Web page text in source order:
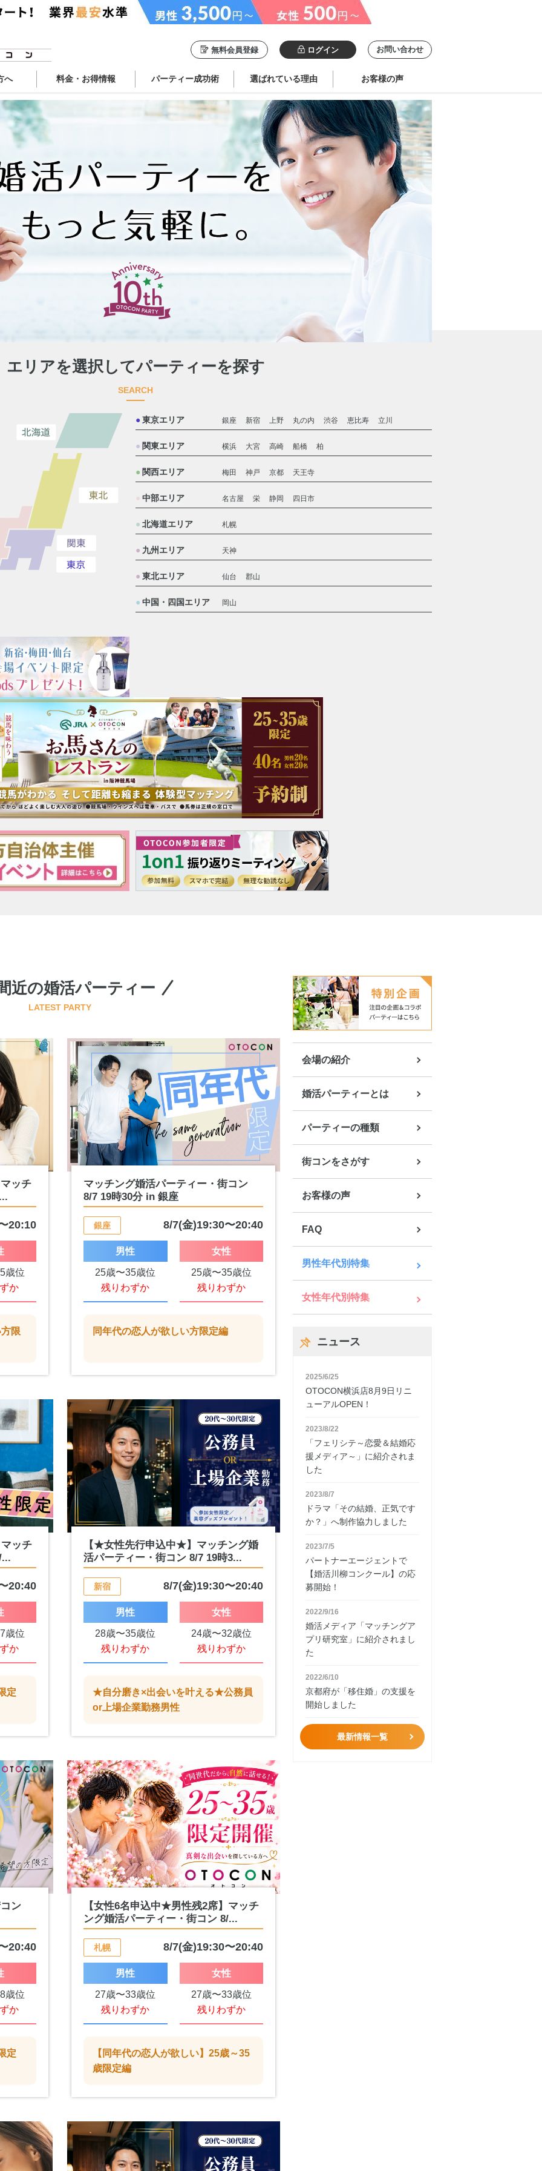
無料会員登録 ログイン お問い合わせ
へ 料金・お得情報 パーティー成功術 選ばれている理由 お客様の声
エリアを選択してパーティーを探す
SEARCH
東京エリア 銀座 新宿 上野 丸の内 渋谷 恵比寿 立川
関東エリア 横浜 大宮 高崎 船橋 柏
関西エリア 梅田 神戸 京都 天王寺
中部エリア 名古屋 栄 静岡 四日市
北海道エリア 札幌
九州エリア 天神
東北エリア 仙台 郡山
中国・四国エリア 岡山
近の婚活パーティー
LATEST PARTY
ッチ
20:10
歳位
か
限
マッチング婚活パーティー・街コン
8/7 19時30分 in 銀座
銀座 8/7(金)19:30〜20:40
男性
25歳〜35歳位
残りわずか
女性
25歳〜35歳位
残りわずか
同年代の恋人が欲しい方限定編
ッチ
20:40
歳位
か
定
【★女性先行申込中★】マッチング婚
活パーティー・街コン 8/7 19時3...
新宿 8/7(金)19:30〜20:40
男性
28歳〜35歳位
残りわずか
女性
24歳〜32歳位
残りわずか
★自分磨き×出会いを叶える★公務員
or上場企業勤務男性
ン
20:40
歳位
か
定
【女性6名申込中★男性残2席】マッチ
ング婚活パーティー・街コン 8/...
札幌 8/7(金)19:30〜20:40
男性
27歳〜33歳位
残りわずか
女性
27歳〜33歳位
残りわずか
【同年代の恋人が欲しい】25歳～35
歳限定編
会場の紹介
婚活パーティーとは
パーティーの種類
街コンをさがす
お客様の声
FAQ
男性年代別特集
女性年代別特集
ニュース
2025/6/25
OTOCON横浜店8月9日リニ
ューアルOPEN！
2023/8/22
「フェリシテ～恋愛＆結婚応
援メディア～」に紹介されま
した
2023/8/7
ドラマ「その結婚、正気です
か？」へ制作協力しました
2023/7/5
パートナーエージェントで
【婚活川柳コンクール】の応
募開始！
2022/9/16
婚活メディア「マッチングア
プリ研究室」に紹介されまし
た
2022/6/10
京都府が「移住婚」の支援を
開始しました
最新情報一覧